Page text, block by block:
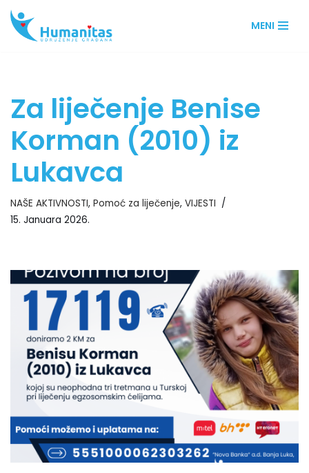
Skip
MENI
Za liječenje Benise
Korman (2010) iz
Lukavca
NAŠE AKTIVNOSTI, Pomoć za liječenje, VIJESTI
15. Januara 2026.